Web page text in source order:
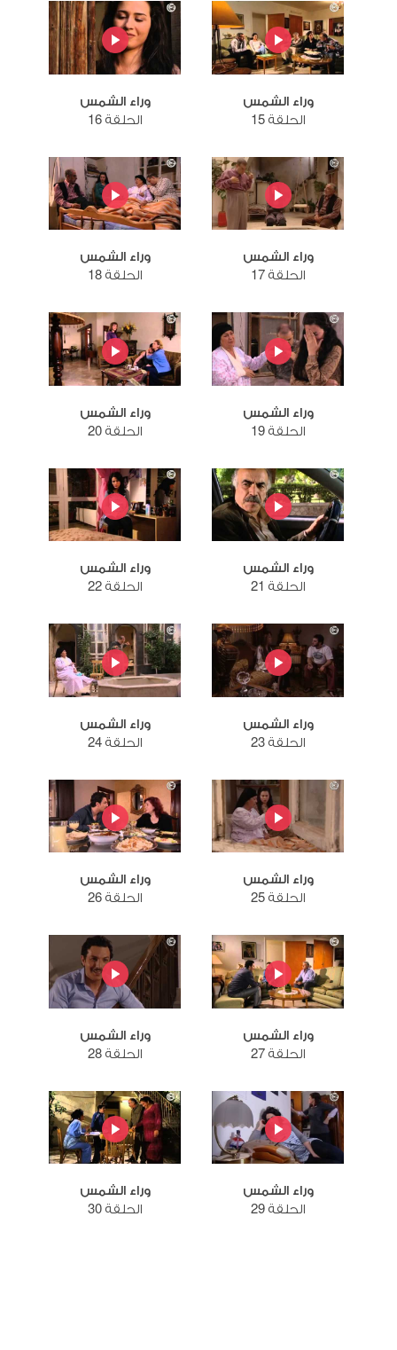
وراء الشمس
الحلقة 15
وراء الشمس
الحلقة 16
وراء الشمس
الحلقة 17
وراء الشمس
الحلقة 18
وراء الشمس
الحلقة 19
وراء الشمس
الحلقة 20
وراء الشمس
الحلقة 21
وراء الشمس
الحلقة 22
وراء الشمس
الحلقة 23
وراء الشمس
الحلقة 24
وراء الشمس
الحلقة 25
وراء الشمس
الحلقة 26
وراء الشمس
الحلقة 27
وراء الشمس
الحلقة 28
وراء الشمس
الحلقة 29
وراء الشمس
الحلقة 30